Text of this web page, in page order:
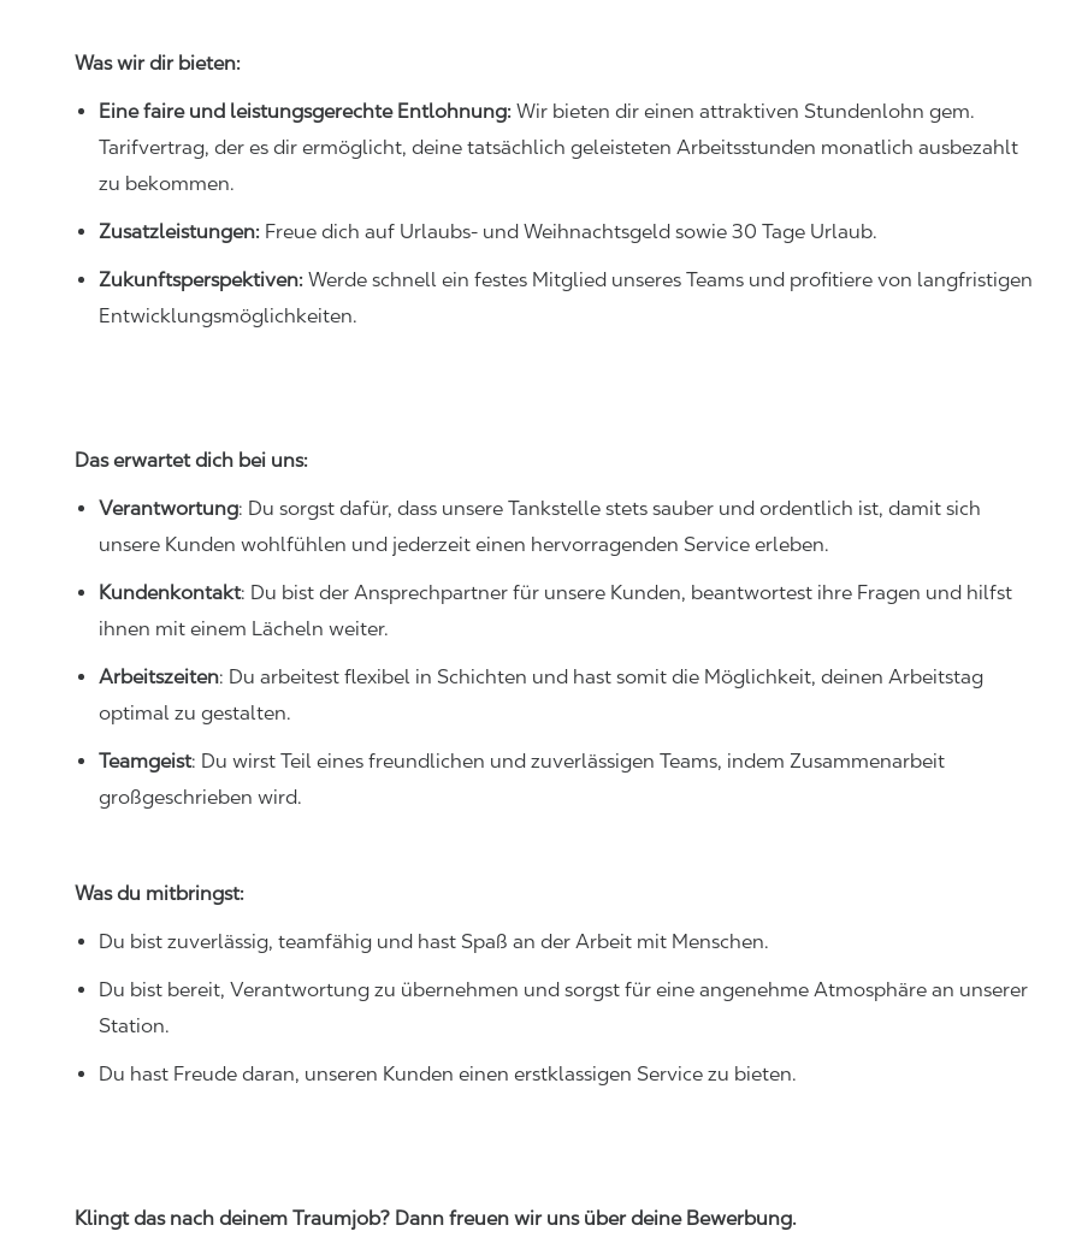
Was wir dir bieten:
Eine faire und leistungsgerechte Entlohnung: Wir bieten dir einen attraktiven Stundenlohn gem.
Tarifvertrag, der es dir ermöglicht, deine tatsächlich geleisteten Arbeitsstunden monatlich ausbezahlt
zu bekommen.
Zusatzleistungen: Freue dich auf Urlaubs- und Weihnachtsgeld sowie 30 Tage Urlaub.
Zukunftsperspektiven: Werde schnell ein festes Mitglied unseres Teams und profitiere von langfristigen
Entwicklungsmöglichkeiten.
Das erwartet dich bei uns:
Verantwortung: Du sorgst dafür, dass unsere Tankstelle stets sauber und ordentlich ist, damit sich
unsere Kunden wohlfühlen und jederzeit einen hervorragenden Service erleben.
Kundenkontakt: Du bist der Ansprechpartner für unsere Kunden, beantwortest ihre Fragen und hilfst
ihnen mit einem Lächeln weiter.
Arbeitszeiten: Du arbeitest flexibel in Schichten und hast somit die Möglichkeit, deinen Arbeitstag
optimal zu gestalten.
Teamgeist: Du wirst Teil eines freundlichen und zuverlässigen Teams, indem Zusammenarbeit
großgeschrieben wird.
Was du mitbringst:
Du bist zuverlässig, teamfähig und hast Spaß an der Arbeit mit Menschen.
Du bist bereit, Verantwortung zu übernehmen und sorgst für eine angenehme Atmosphäre an unserer
Station.
Du hast Freude daran, unseren Kunden einen erstklassigen Service zu bieten.
Klingt das nach deinem Traumjob? Dann freuen wir uns überdeine Bewerbung.